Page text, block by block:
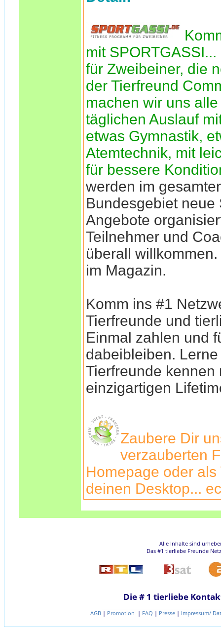
mit
für Zweibeiner, die
der Tierfreund
machen wir uns
täglichen Auslauf
etwas Gymnastik,
Atemtechnik, mit
für bessere
werden im
Bundesgebiet neue
Angebote
Teilnehmer und
überall
im Magazin.
Komm ins #1
Tierfreunde und
Einmal zahlen und
dabeibleiben.
Tierfreunde kennen
einzigartigen
Zaubere Dir
verzauberten
Homepage oder
deinen Desktop...
Alle Inhalte sind
Das #1 tierliebe Freunde
Die # 1 tierliebe
AGB | Promotion | FAQ | Presse | Impressum/